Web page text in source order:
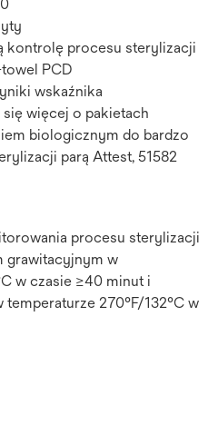
kontrolę procesu sterylizacji
PCD
wskaźnika
więcej o pakietach
biologicznym do bardzo
parą Attest, 51582
procesu sterylizacji
grawitacyjnym w
w czasie ≥40 minut i
270°F/132°C w